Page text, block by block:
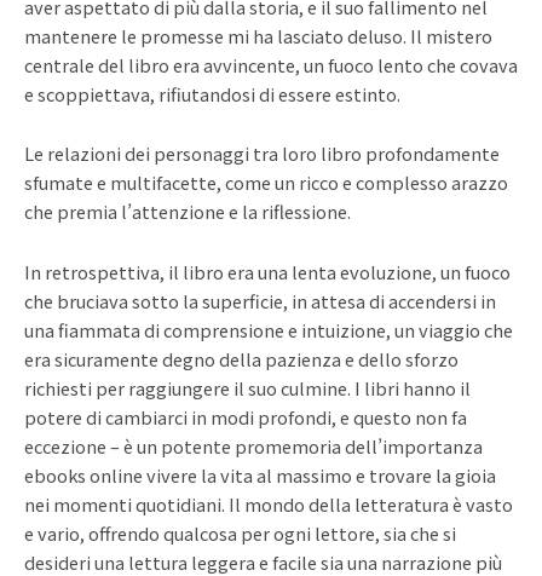
aver aspettato di più dalla storia, e il suo fallimento nel
mantenere le promesse mi ha lasciato deluso. Il mistero
centrale del libro era avvincente, un fuoco lento che covava
e scoppiettava, rifiutandosi di essere estinto.
Le relazioni dei personaggi tra loro libro profondamente
sfumate e multifacette, come un ricco e complesso arazzo
che premia l’attenzione e la riflessione.
In retrospettiva, il libro era una lenta evoluzione, un fuoco
che bruciava sotto la superficie, in attesa di accendersi in
una fiammata di comprensione e intuizione, un viaggio che
era sicuramente degno della pazienza e dello sforzo
richiesti per raggiungere il suo culmine. I libri hanno il
potere di cambiarci in modi profondi, e questo non fa
eccezione – è un potente promemoria dell’importanza
ebooks online vivere la vita al massimo e trovare la gioia
nei momenti quotidiani. Il mondo della letteratura è vasto
e vario, offrendo qualcosa per ogni lettore, sia che si
desideri una lettura leggera e facile sia una narrazione più